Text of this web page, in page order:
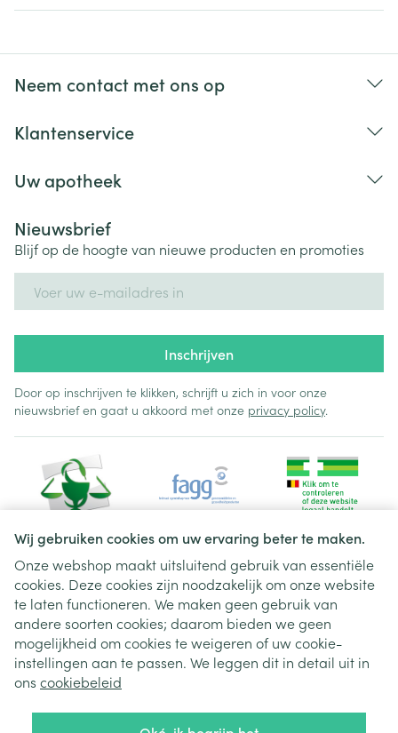
Wij gebruiken cookies om uw ervaring beter te maken.
Onze webshop maakt uitsluitend gebruik van essentiële
cookies. Deze cookies zijn noodzakelijk om onze website
te laten functioneren. We maken geen gebruik van
andere soorten cookies; daarom bieden we geen
mogelijkheid om cookies te weigeren of uw cookie-
instellingen aan te passen. We leggen dit in detail uit in
ons cookiebeleid
Neem contact met ons op
Klantenservice
Uw apotheek
Nieuwsbrief
Blijf op de hoogte van nieuwe producten en promoties
Inschrijven
Door op inschrijven te klikken, schrijft u zich in voor onze
nieuwsbrief en gaat u akkoord met onze privacy policy.
Juridische links